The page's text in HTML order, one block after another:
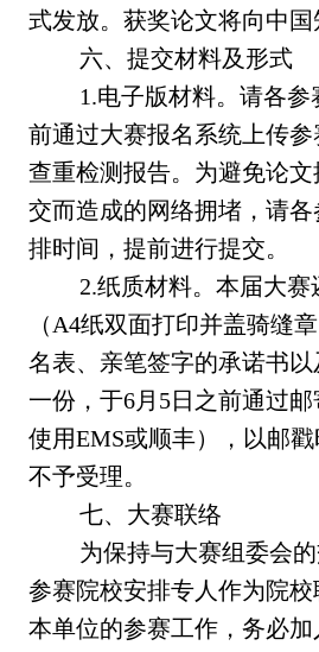
式发放。获奖论文将向中国
六、提交材料及形式
1.电子版材料。请各参
前通过大赛报名系统上传
查重检测报告。为避免论
交而造成的网络拥堵，请
排时间，提前进行提交。
2.纸质材料。本届大
（A4纸双面打印并盖骑缝
名表、亲笔签字的承诺书
一份，于6月5日之前通过
使用EMS或顺丰），以邮
不予受理。
七、大赛联络
为保持与大赛组委会
参赛院校安排专人作为院
本单位的参赛工作，务必加